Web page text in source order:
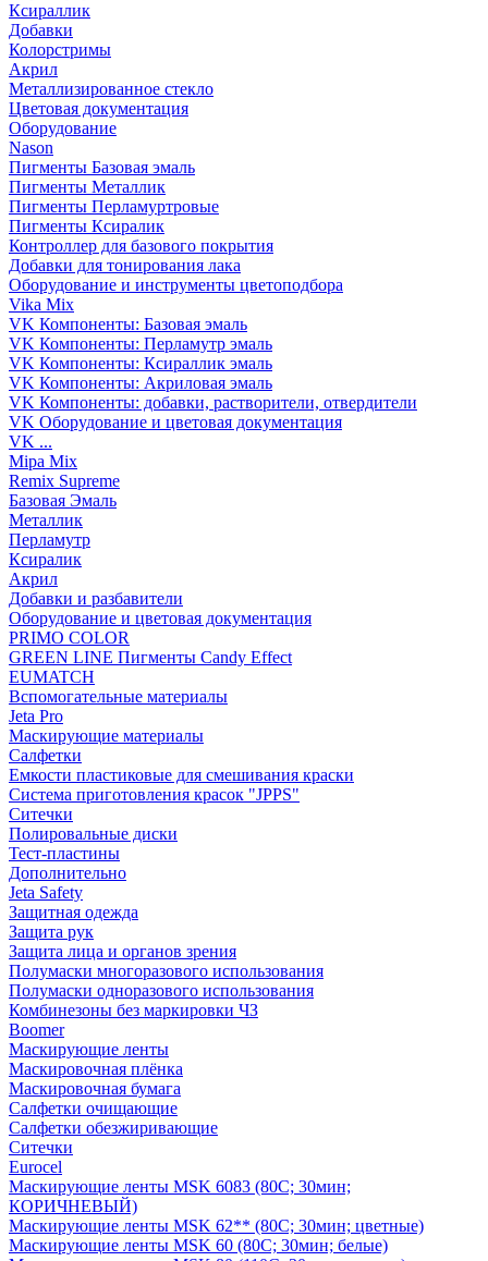
Ксираллик
Добавки
Колорстримы
Акрил
Металлизированное стекло
Цветовая документация
Оборудование
Nason
Пигменты Базовая эмаль
Пигменты Металлик
Пигменты Перламуртровые
Пигменты Ксиралик
Контроллер для базового покрытия
Добавки для тонирования лака
Оборудование и инструменты цветоподбора
Vika Mix
VK Компоненты: Базовая эмаль
VK Компоненты: Перламутр эмаль
VK Компоненты: Ксираллик эмаль
VK Компоненты: Акриловая эмаль
VK Компоненты: добавки, растворители, отвердители
VK Оборудование и цветовая документация
VK ...
Mipa Mix
Remix Supreme
Базовая Эмаль
Металлик
Перламутр
Ксиралик
Акрил
Добавки и разбавители
Оборудование и цветовая документация
PRIMO COLOR
GREEN LINE Пигменты Candy Effect
EUMATCH
Вспомогательные материалы
Jeta Pro
Маскирующие материалы
Салфетки
Емкости пластиковые для смешивания краски
Система приготовления красок "JPPS"
Ситечки
Полировальные диски
Тест-пластины
Дополнительно
Jeta Safety
Защитная одежда
Защита рук
Защита лица и органов зрения
Полумаски многоразового использования
Полумаски одноразового использования
Комбинезоны без маркировки ЧЗ
Boomer
Маскирующие ленты
Маскировочная плёнка
Маскировочная бумага
Салфетки очищающие
Салфетки обезжиривающие
Ситечки
Euroсel
Маскирующие ленты MSK 6083 (80С; 30мин;
КОРИЧНЕВЫЙ)
Маскирующие ленты MSK 62** (80С; 30мин; цветные)
Маскирующие ленты MSK 60 (80С; 30мин; белые)